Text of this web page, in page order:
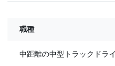
職種
中距離の中型トラックドラ